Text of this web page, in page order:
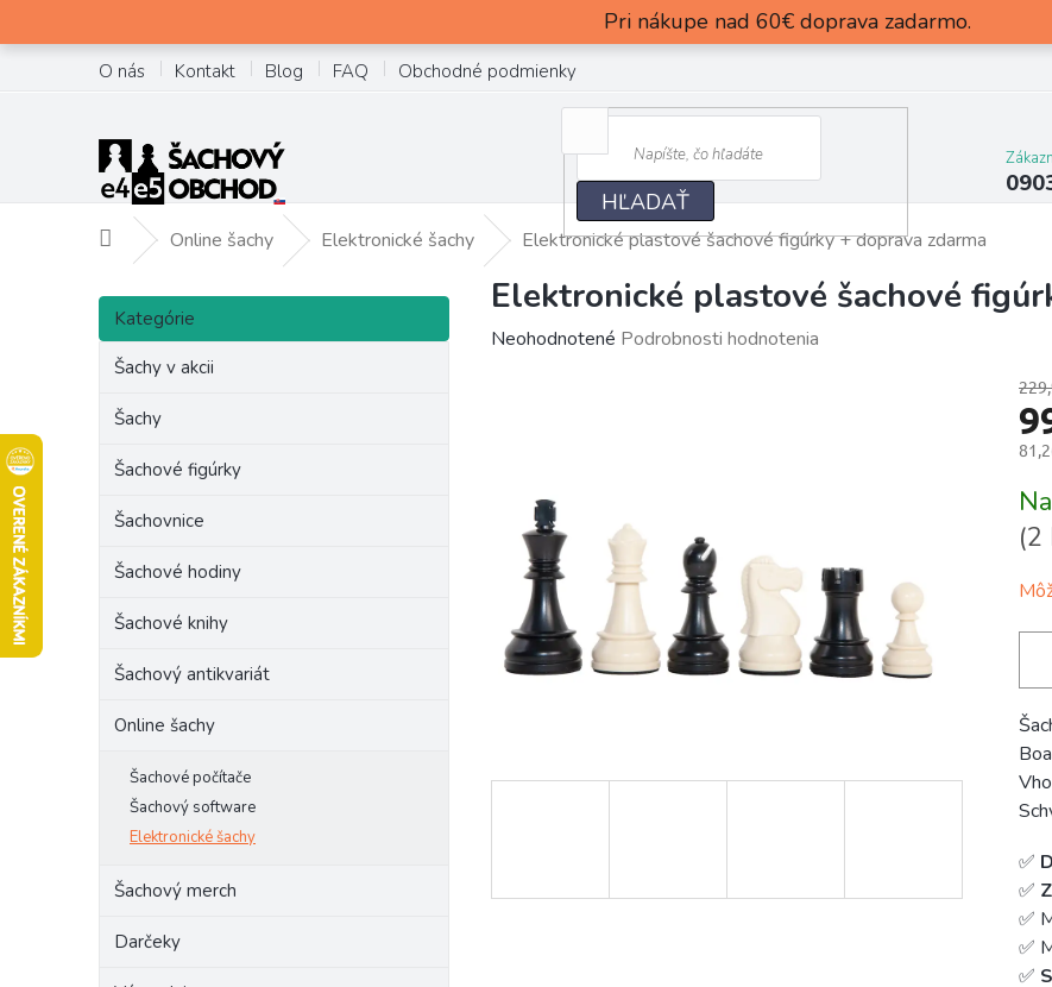
na
Pri nákupe nad 60€ doprava zadarmo.
O nás Kontakt Blog FAQ Obchodné podmienky
HĽADAŤ
DomovOnline šachy Elektronické šachy Elektronické plastové šachové figúrky+ doprava zdarma
B
č
Preskočiť
kategórie
Kategórie
Šachy v akcii
Šachy
Šachové figúrky
Šachovnice
Šachové hodiny
Šachové knihy
Šachový antikvariát
Online šachy
Šachové počítače
Šachový software
Elektronické šachy
Šachový merch
Darčeky
Elektronické plastové šachové
Priemerné
hviezdičiek.
Neohodnotené Podrobnosti hodnotenia
(2
✅
✅
✅
✅
✅